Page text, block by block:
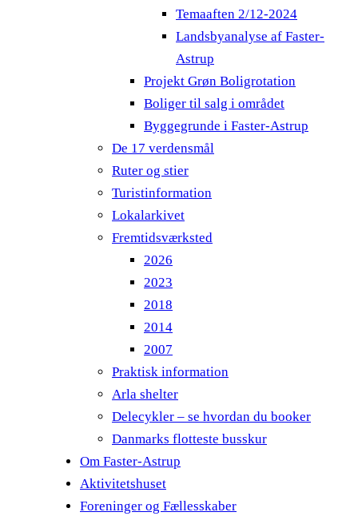
Temaaften 2/12-2024
Landsbyanalyse af Faster-
Astrup
Projekt Grøn Boligrotation
Boliger til salg i området
Byggegrunde i Faster-Astrup
De 17 verdensmål
Ruter og stier
Turistinformation
Lokalarkivet
Fremtidsværksted
2026
2023
2018
2014
2007
Praktisk information
Arla shelter
Delecykler – se hvordan du booker
Danmarks flotteste busskur
Om Faster-Astrup
Aktivitetshuset
Foreninger og Fællesskaber